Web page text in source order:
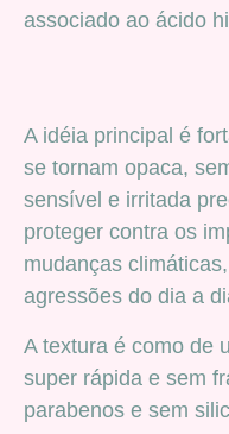
associado ao ácido
A idéia principal é
se tornam opaca,
sensível e irritada
proteger contra os
mudanças
agressões do dia a
A textura é como de
super rápida e sem
parabenos e sem